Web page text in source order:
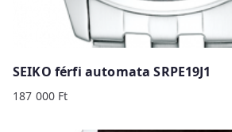
SEIKO férfi automata SRPE19J1
187 000 Ft